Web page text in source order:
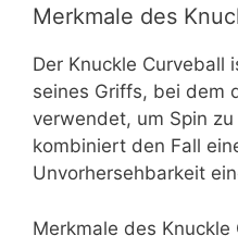
Merkmale des
Der Knuckle Curveball
seines Griffs, bei dem
verwendet, um Spin
kombiniert den Fall
Unvorhersehbarkeit
Merkmale des Knuckle